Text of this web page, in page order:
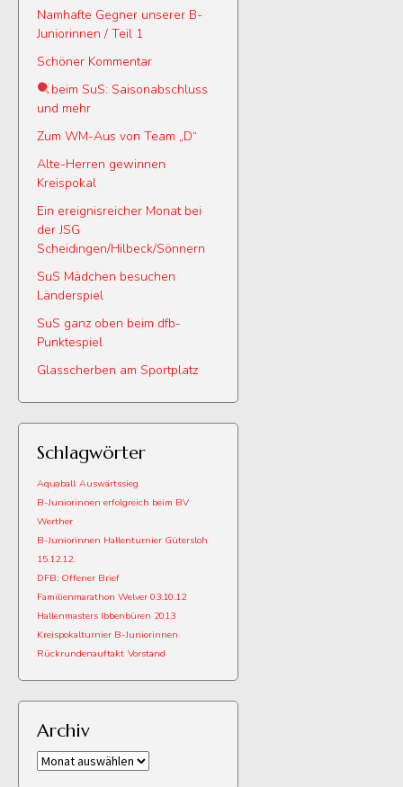
Namhafte Gegner unserer B-
Juniorinnen / Teil 1
Schöner Kommentar
beim SuS: Saisonabschluss
und mehr
Zum WM-Aus von Team „D“
Alte-Herren gewinnen
Kreispokal
Ein ereignisreicher Monat bei
der JSG
Scheidingen/Hilbeck/Sönnern
SuS Mädchen besuchen
Länderspiel
SuS ganz oben beim dfb-
Punktespiel
Glasscherben am Sportplatz
Schlagwörter
Aquaball Auswärtssieg
B-Juniorinnen erfolgreich beim BV
Werther
B-Juniorinnen Hallenturnier Gütersloh
15.12.12.
DFB: Offener Brief
Familienmarathon Welver 03.10.12
Hallenmasters Ibbenbüren 2013
Kreispokalturnier B-Juniorinnen
Rückrundenauftakt Vorstand
Archiv
Archiv